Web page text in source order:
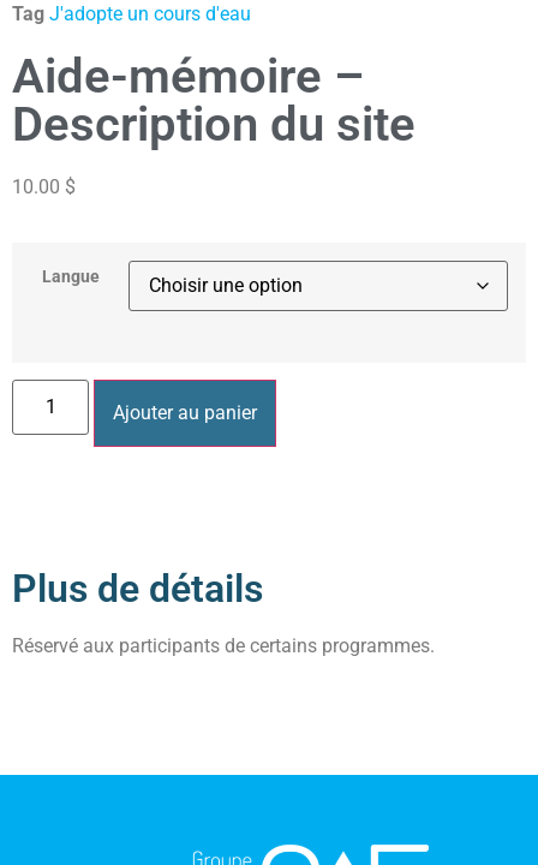
Tag J'adopte un cours d'eau
Aide-mémoire –
Description du site
10.00 $
Langue
Ajouter au panier
Plus de détails
Réservé aux participants de certains programmes.